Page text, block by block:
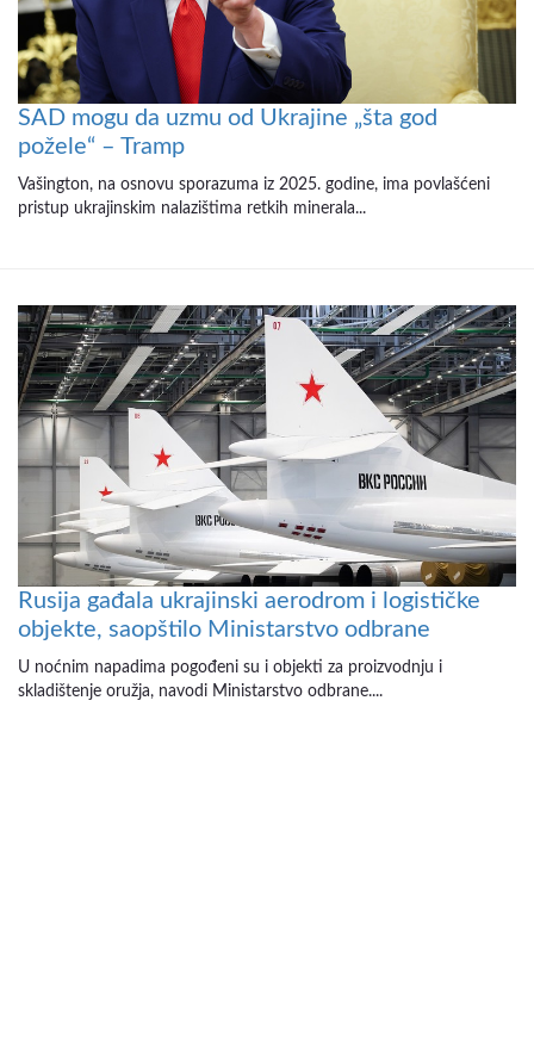
SAD mogu da uzmu od Ukrajine „šta god
požele“ – Tramp
Vašington, na osnovu sporazuma iz 2025. godine, ima povlašćeni
pristup ukrajinskim nalazištima retkih minerala...
Rusija gađala ukrajinski aerodrom i logističke
objekte, saopštilo Ministarstvo odbrane
U noćnim napadima pogođeni su i objekti za proizvodnju i
skladištenje oružja, navodi Ministarstvo odbrane....